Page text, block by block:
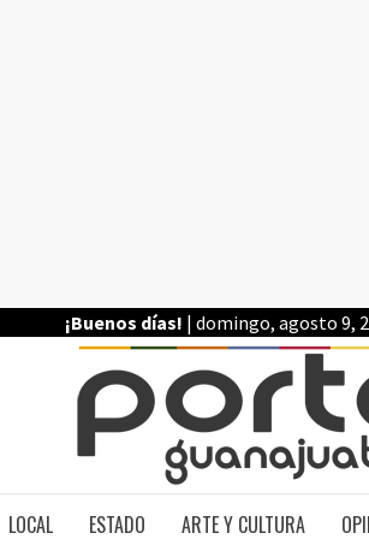
¡Buenos días! | domingo, agosto 9,
LOCAL ESTADO ARTE Y CULTURA